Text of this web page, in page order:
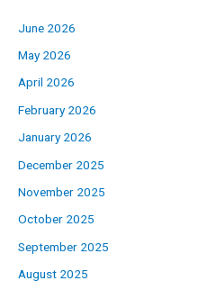
June 2026
May 2026
April 2026
February 2026
January 2026
December 2025
November 2025
October 2025
September 2025
August 2025